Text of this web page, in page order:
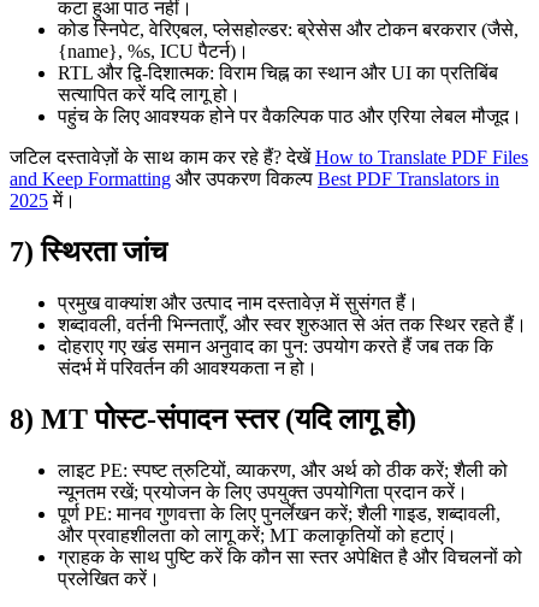
कटा हुआ पाठ नहीं।
कोड स्निपेट, वेरिएबल, प्लेसहोल्डर: ब्रेसेस और टोकन बरकरार (जैसे,
{name}, %s, ICU पैटर्न)।
RTL और द्वि-दिशात्मक: विराम चिह्न का स्थान और UI का प्रतिबिंब
सत्यापित करें यदि लागू हो।
पहुंच के लिए आवश्यक होने पर वैकल्पिक पाठ और एरिया लेबल मौजूद।
जटिल दस्तावेज़ों के साथ काम कर रहे हैं? देखेंHow to Translate PDF Files
and Keep Formatting और उपकरण विकल्प Best PDF Translators in
2025में।
7) स्थिरता जांच
प्रमुख वाक्यांश और उत्पाद नाम दस्तावेज़ में सुसंगत हैं।
शब्दावली, वर्तनी भिन्नताएँ, और स्वर शुरुआत से अंत तक स्थिर रहते हैं।
दोहराए गए खंड समान अनुवाद का पुन: उपयोग करते हैं जब तक कि
संदर्भ में परिवर्तन की आवश्यकता न हो।
8) MT पोस्ट-संपादन स्तर (यदि लागू हो)
लाइट PE: स्पष्ट त्रुटियों, व्याकरण, और अर्थ को ठीक करें; शैली को
न्यूनतम रखें; प्रयोजन के लिए उपयुक्त उपयोगिता प्रदान करें।
पूर्ण PE: मानव गुणवत्ता के लिए पुनर्लेखन करें; शैली गाइड, शब्दावली,
और प्रवाहशीलता को लागू करें; MT कलाकृतियों को हटाएं।
ग्राहक के साथ पुष्टि करें कि कौन सा स्तर अपेक्षित है और विचलनों को
प्रलेखित करें।